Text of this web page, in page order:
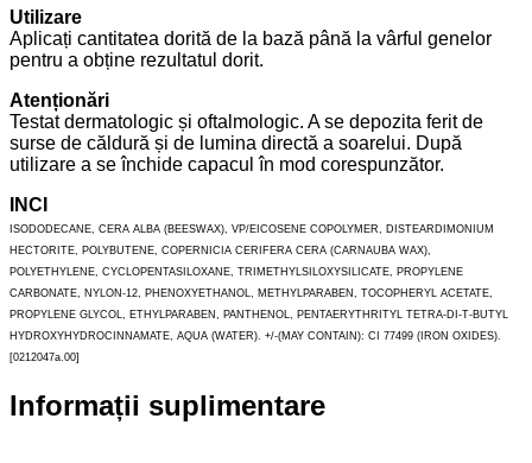
Utilizare
Aplicați cantitatea dorită de la bază până la vârful genelor
pentru a obține rezultatul dorit.
Atenționări
Testat dermatologic și oftalmologic. A se depozita ferit de
surse de căldură și de lumina directă a soarelui. După
utilizare a se închide capacul în mod corespunzător.
INCI
ISODODECANE, CERA ALBA (BEESWAX), VP/EICOSENE COPOLYMER, DISTEARDIMONIUM
HECTORITE, POLYBUTENE, COPERNICIA CERIFERA CERA (CARNAUBA WAX),
POLYETHYLENE, CYCLOPENTASILOXANE, TRIMETHYLSILOXYSILICATE, PROPYLENE
CARBONATE, NYLON-12, PHENOXYETHANOL, METHYLPARABEN, TOCOPHERYL ACETATE,
PROPYLENE GLYCOL, ETHYLPARABEN, PANTHENOL, PENTAERYTHRITYL TETRA-DI-T-BUTYL
HYDROXYHYDROCINNAMATE, AQUA (WATER). +/-(MAY CONTAIN): CI 77499 (IRON OXIDES).
[0212047a.00]
Informații suplimentare